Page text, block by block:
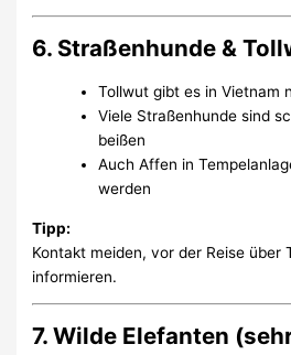
6. Straßenhunde &
Tollwut gibt es in Vietnam
Viele Straßenhunde sind
beißen
Auch Affen in
werden
Tipp:
Kontakt meiden, vor der Reise über
informieren.
7. Wilde Elefanten